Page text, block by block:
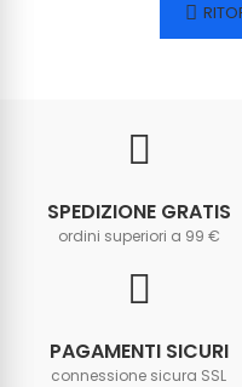
SPEDIZIONE GRATIS
ordini superiori a 99 €
PAGAMENTI SICURI
connessione sicura SSL